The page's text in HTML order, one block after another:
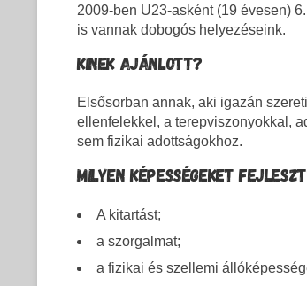
2009-ben U23-asként (19 évesen)
is vannak dobogós helyezéseink.
KINEK AJÁNLOTT?
Elsősorban annak, aki igazán
ellenfelekkel, a terepviszonyokkal,
sem fizikai adottságokhoz.
MILYEN KÉPESSÉGEKET
A kitartást;
a szorgalmat;
a fizikai és szellemi